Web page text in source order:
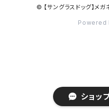
ショッ
OAkley オークリー
PAUL＆JOE ポール＆ジョー
ニューバランス NEWBALANCE
ポルシェデザイン PORSCHE
サングラス© 【サングラスドッグ】メ
Powered